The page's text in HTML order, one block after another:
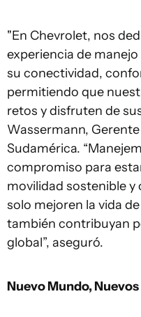
"En Chevrolet, nos
experiencia de
su conectividad,
permitiendo que
retos y disfruten de
Wassermann,
Sudamérica.
compromiso para
movilidad sostenible
solo mejoren la vida
también contribuyan
global”, aseguró.
Nuevo Mundo,